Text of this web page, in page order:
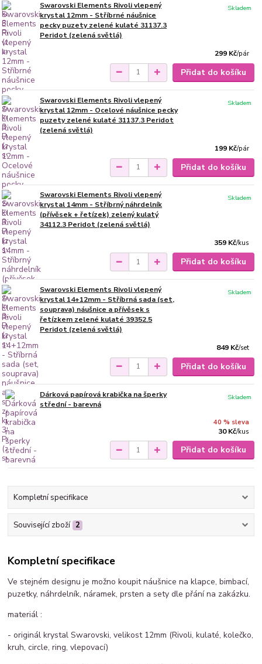
Swarovski Elements Rivoli vlepený
krystal 12mm - Stříbrné náušnice
pecky puzety zelené kulaté 31137.3
Peridot (zelená světlá)
299 Kč/pár
Skladem
Přidat do košíku
Swarovski Elements Rivoli vlepený
krystal 12mm - Ocelové náušnice pecky
puzety zelené kulaté 31137.3 Peridot
(zelená světlá)
199 Kč/pár
Skladem
Přidat do košíku
Swarovski Elements Rivoli vlepený
krystal 14mm - Stříbrný náhrdelník
(přívěsek + řetízek) zelený kulatý
34112.3 Peridot (zelená světlá)
359 Kč/kus
Skladem
Přidat do košíku
Swarovski Elements Rivoli vlepený
krystal 14+12mm - Stříbrná sada (set,
souprava) náušnice a přívěsek s
řetízkem zelené kulaté 39352.5
Peridot (zelená světlá)
849 Kč/set
Skladem
Přidat do košíku
Dárková papírová krabička na šperky
střední - barevná
40 % sleva
30 Kč/kus
Skladem
Přidat do košíku
Kompletní specifikace
Související zboží 2
Kompletní specifikace
Ve stejném designu je možno koupit náušnice na klapce, bimbací,
puzetky, náhrdelník, náramek, prsten a sety dle přání na zakázku.
materiál :
- originál krystal Swarovski, velikost 12mm (Rivoli, kulaté, kolečko,
kruh, circle, ring, vlepovací)